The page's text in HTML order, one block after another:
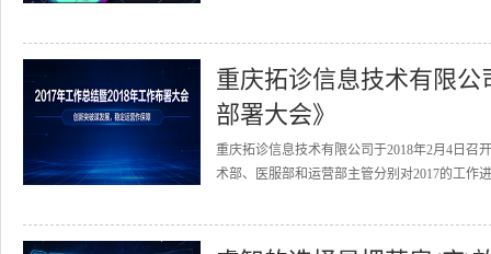
重庆拓诊信息技术有限公
部署大会》
重庆拓诊信息技术有限公司于2018年2月4日召
术部、医服部和运营部主管分别对2017的工作